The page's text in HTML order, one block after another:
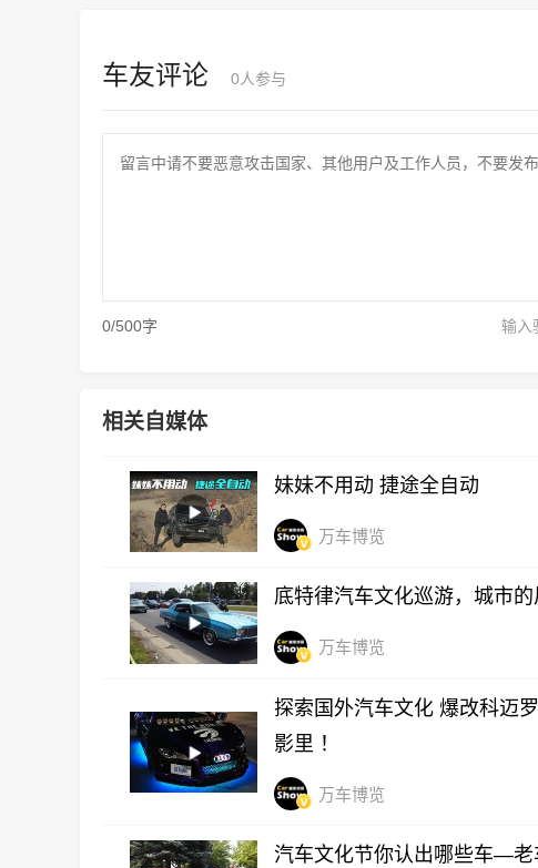
车友评论 0 人参与
0/500字 输入
相关自媒体
妹妹不用动 捷途全自动
万车博览
底特律汽车文化巡游，城市
万车博览
探索国外汽车文化 爆改科迈
影里 ！
万车博览
汽车文化节你认出哪些车—老